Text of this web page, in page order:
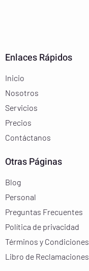
Enlaces Rápidos
Inicio
Nosotros
Servicios
Precios
Contáctanos
Otras Páginas
Blog
Personal
Preguntas Frecuentes
Política de privacidad
Términos y Condiciones
Libro de Reclamaciones